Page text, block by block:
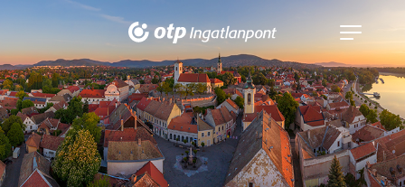
Navigáció
kinyitása